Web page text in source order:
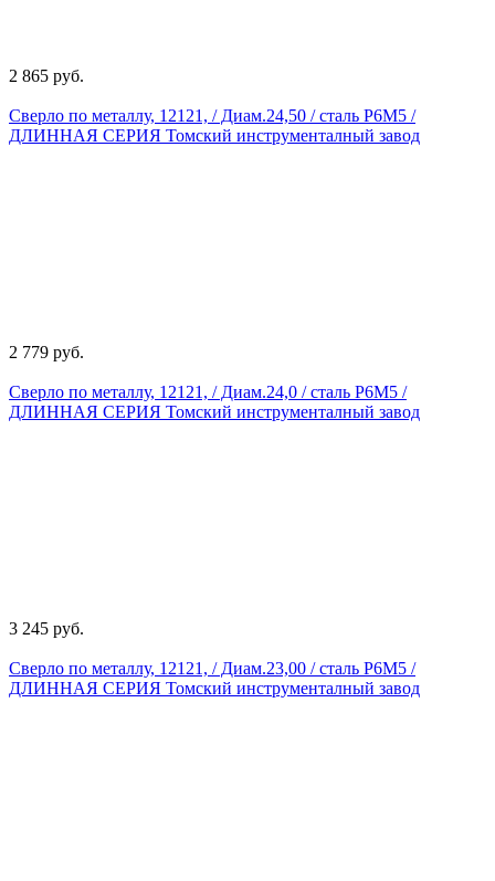
2 865 руб.
Сверло по металлу, 12121, / Диам.24,50 / сталь Р6М5 /
ДЛИННАЯ СЕРИЯ Томский инструменталный завод
2 779 руб.
Сверло по металлу, 12121, / Диам.24,0 / сталь Р6М5 /
ДЛИННАЯ СЕРИЯ Томский инструменталный завод
3 245 руб.
Сверло по металлу, 12121, / Диам.23,00 / сталь Р6М5 /
ДЛИННАЯ СЕРИЯ Томский инструменталный завод